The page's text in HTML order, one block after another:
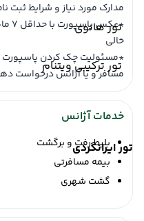
تور هانوی
تور ترکیبی ویتنام
تور ایرانگردی
مدارک مورد نیاز و شرایط ثبت
خالی
*مسئولیت چک کردن پاسپورت
مسافر و یا آژانس درخواست
خدمات آژانس
بلیط رفت و برگشت
بیمه مسافرتی
گشت شهری